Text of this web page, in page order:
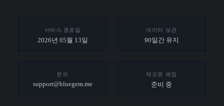
서비스 종료일
2026년 05월 13일
데이터 보관
90일간 유지
문의
support@bluegem.me
재오픈 예정
준비 중